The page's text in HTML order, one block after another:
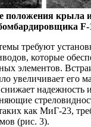
положения крыла
F-
требуют
которые
элементов.
увеличивает его
надежность
как МиГ-23,
(рис. 3).